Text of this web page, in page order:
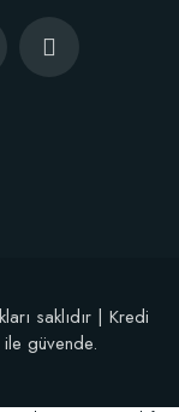
saklıdır | Kredi
ile güvende.